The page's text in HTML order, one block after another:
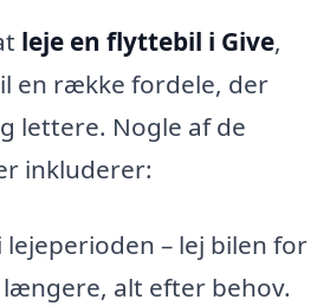
leje en flyttebil i Give,
en række fordele, der
lettere. Nogle af de
inkluderer:
lejeperioden – lej bilen for
alt efter behov.